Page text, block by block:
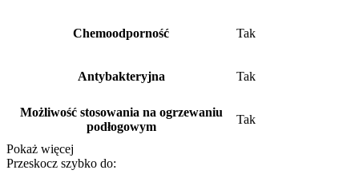
Chemoodporność Tak
Antybakteryjna Tak
Możliwość stosowania na ogrzewaniu
podłogowym
Tak
Pokaż więcej
Przeskocz szybko do: